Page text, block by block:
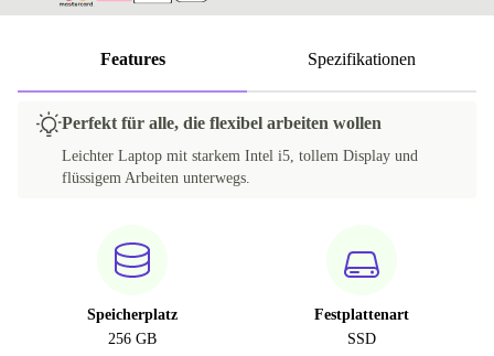
Features Spezifikationen
Perfekt für alle, die flexibel arbeiten wollen
Leichter Laptop mit starkem Intel i5, tollem Display und
flüssigem Arbeiten unterwegs.
Speicherplatz
256 GB
Festplattenart
SSD